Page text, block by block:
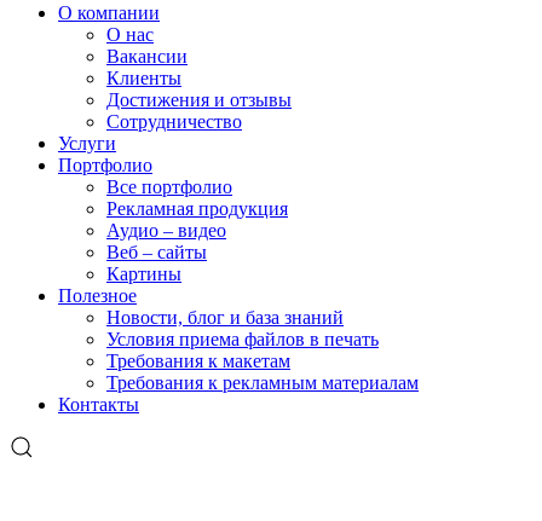
О компании
О нас
Вакансии
Клиенты
Достижения и отзывы
Сотрудничество
Услуги
Портфолио
Все портфолио
Рекламная продукция
Аудио – видео
Веб – сайты
Картины
Полезное
Новости, блог и база знаний
Условия приема файлов в печать
Требования к макетам
Требования к рекламным материалам
Контакты